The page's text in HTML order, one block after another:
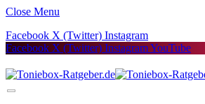
Close Menu
Facebook X (Twitter) Instagram
Facebook X (Twitter) InstagramYouTube